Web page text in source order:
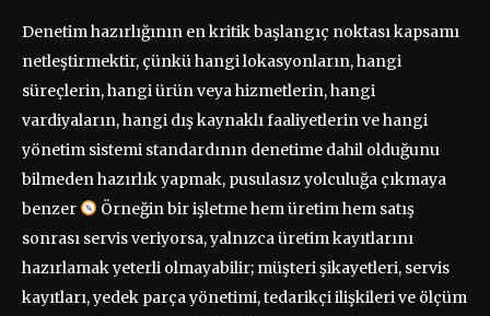
Denetim hazırlığının en kritik başlangıç noktası kapsamı
netleştirmektir, çünkü hangi lokasyonların, hangi
süreçlerin, hangi ürün veya hizmetlerin, hangi
vardiyaların, hangi dış kaynaklı faaliyetlerin ve hangi
yönetim sistemi standardının denetime dahil olduğunu
bilmeden hazırlık yapmak, pusulasız yolculuğa çıkmaya
benzer
Örneğin bir işletme hem üretim hem satış
sonrası servis veriyorsa, yalnızca üretim kayıtlarını
hazırlamak yeterli olmayabilir; müşteri şikayetleri, servis
kayıtları, yedek parça yönetimi, tedarikçi ilişkileri ve ölçüm